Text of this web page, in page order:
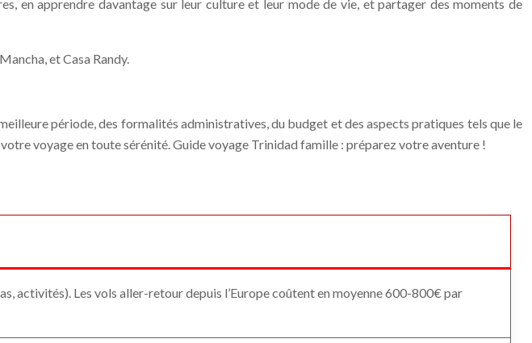
en apprendre davantage sur leur culture et leur mode de vie, et partager des moments de
et Casa Randy.
période, des formalités administratives, du budget et des aspects pratiques tels que le
voyage en toute sérénité. Guide voyage Trinidad famille : préparez votre aventure !
activités). Les vols aller-retour depuis l’Europe coûtent en moyenne 600-800€ par